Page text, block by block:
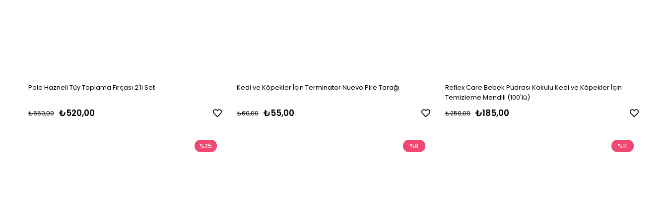
Polo Hazneli Tüy Toplama Fırçası 2'li Set
₺520,00
₺650,00
Kedi ve Köpekler İçin Terminator Nuevo Pire Tarağı
₺55,00
₺60,00
Reflex Care Bebek Pudrası Kokulu Kedi ve Köpekler İçin
Temizleme Mendili (100'lü)
₺185,00
₺250,00
%25 %8 %11